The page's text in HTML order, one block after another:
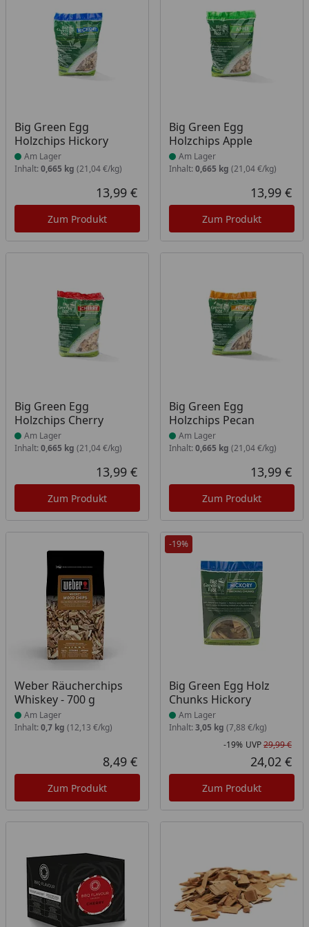
Big Green Egg
Holzchips Hickory
Produkt am Lager
Am Lager
Inhalt: 0,665 kg (21,04 €/kg)
Aktueller Preis
13,99 €
Zum Produkt
Big Green Egg
Holzchips Apple
Produkt am Lager
Am Lager
Inhalt: 0,665 kg (21,04 €/kg)
13,99 €
Zum Produkt
Big Green Egg
Holzchips Cherry
Produkt am Lager
Am Lager
Inhalt: 0,665 kg (21,04 €/kg)
Aktueller Preis
13,99 €
Zum Produkt
Big Green Egg
Holzchips Pecan
Produkt am Lager
Am Lager
Inhalt: 0,665 kg (21,04 €/kg)
13,99 €
Zum Produkt
Weber Räucherchips
Whiskey - 700 g
Produkt am Lager
Am Lager
Inhalt: 0,7 kg (12,13 €/kg)
Aktueller Preis
8,49 €
Zum Produkt
-19%
Big Green Egg Holz
Chunks Hickory
Produkt am Lager
Am Lager
Inhalt: 3,05 kg (7,88 €/kg)
-19% UVP29,99 €
24,02 €
Zum Produkt